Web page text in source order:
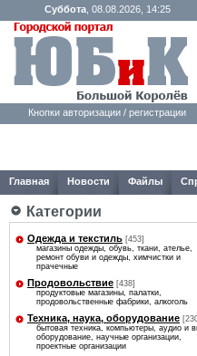
Суббота, 08.08.2026, 14:25
Кнопки авторизации / регистрации
Главная Новости Файлы
Категории
Одежда и текстиль [453]
магазины одежды, обувь, ткани, ателье,
ремонт обуви и одежды, химчистки и
прачечные
Продовольствие [438]
продуктовые магазины, палатки,
продовольственные фабрики, алкоголь
Техника, наука, оборудование
бытовая техника, компьютеры, аудио и
оборудование, научные организации,
проектные организации